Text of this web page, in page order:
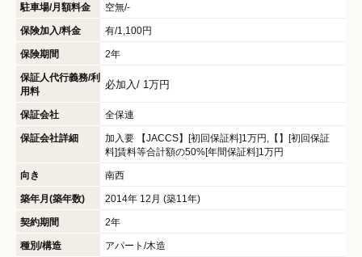
駐車場/月額料金 空無/-
保険加入/料金 有/1,100円
保険期間 2年
保証人代行義務/利
用料
必加入/ 1万円
保証会社 全保連
保証会社詳細
加入要 【JACCS】[初回保証料]1万円,【】[初回保証
料]賃料等合計額の50%[年間保証料]1万円
向き 南西
築年月(築年数) 2014年 12月 (築11年)
契約期間 2年
種別/構造 アパート/木造